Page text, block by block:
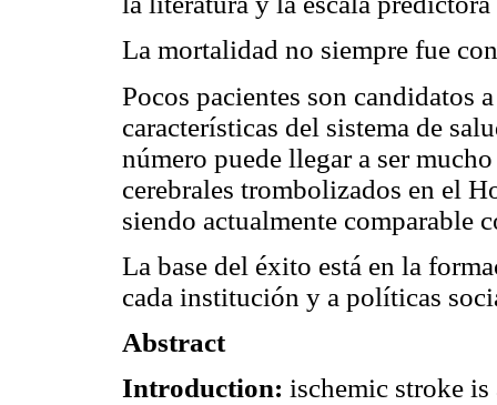
La mortalidad no siempre fue
Pocos pacientes son candidatos
características del sistema de
número puede llegar a ser
cerebrales trombolizados en el
siendo actualmente comparable
La base del éxito está en la
cada institución y a políticas
Abstract
Introduction: ischemic stroke